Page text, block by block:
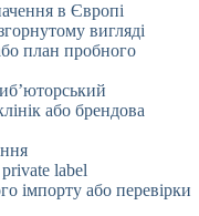
в Європі
вигляді
план пробного
або брендова
label
імпорту або перевірки